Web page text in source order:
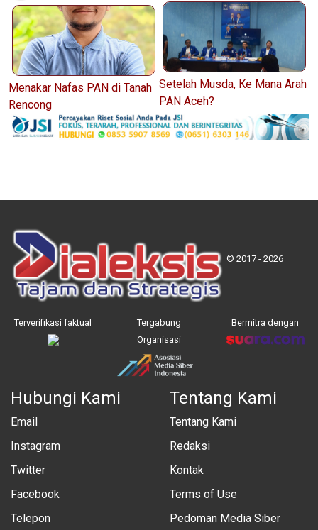
Menakar Nafas PAN di Tanah
Rencong
Setelah Musda, Ke Mana Arah
PAN Aceh?
© 2017 - 2026
Terverifikasi faktual
Tergabung
Organisasi
Bermitra dengan
Hubungi Kami
Email
Instagram
Twitter
Facebook
Telepon
Tentang Kami
Tentang Kami
Redaksi
Kontak
Terms of Use
Pedoman Media Siber